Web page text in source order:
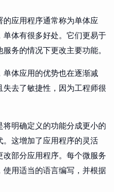
应用程序通常称为单体应
体有很多好处。它们更易于
务的情况下更改主要功能。
体应用的优势也在逐渐减
去了敏捷性，因为工程师很
明确定义的功能分成更小的
这增加了应用程序的灵活
部分应用程序。每个微服务
用适当的语言编写，并根据